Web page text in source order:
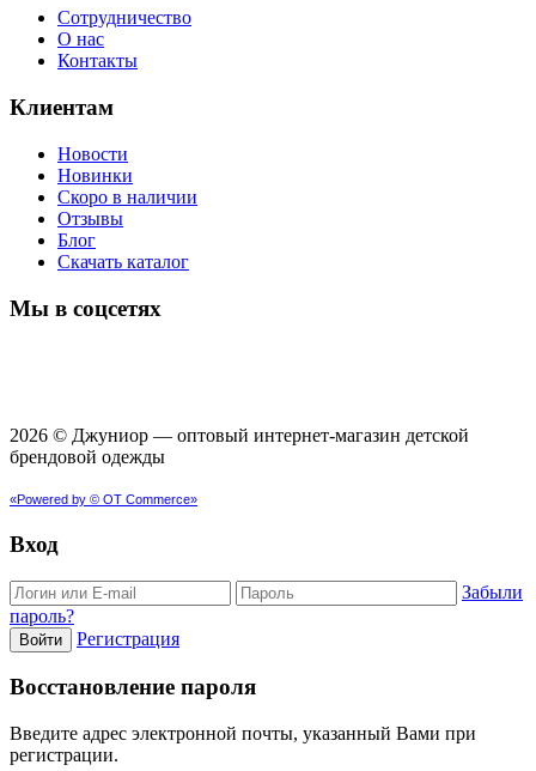
Сотрудничество
О нас
Контакты
Клиентам
Новости
Новинки
Скоро в наличии
Отзывы
Блог
Скачать каталог
Мы в соцсетях
2026 © Джуниор ― оптовый интернет-магазин детской
брендовой одежды
«Powered by © OT Commerce»
Вход
Забыли
пароль?
Войти Регистрация
Восстановление пароля
Введите адрес электронной почты, указанный Вами при
регистрации.